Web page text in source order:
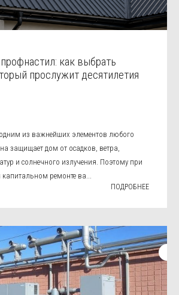
как выбрать
прослужит десятилетия
из важнейших элементов любого
защищает дом от осадков, ветра,
и солнечного излучения. Поэтому при
капитальном ремонте ва...
ПОДРОБНЕЕ